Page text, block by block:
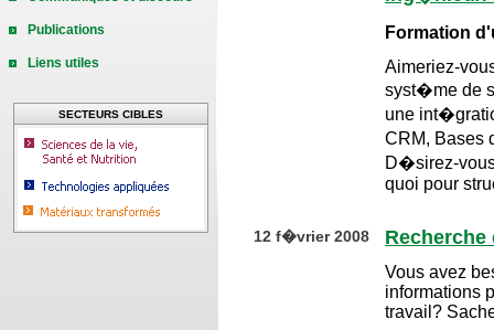
Publications
Liens utiles
SECTEURS CIBLES
Formation
Aimeriez-
syst�me de
une
CRM, Bases
D�sirez-
quoi pour
12 f�vrier 2008
Vous avez
informations
travail?